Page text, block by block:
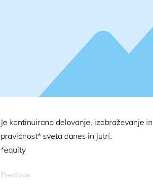
Je kontinuirano delovanje, izobraževanje
pravičnost* sveta danes in jutri.
*equity
Previous